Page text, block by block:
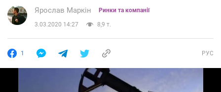
Ярослав Маркін Ринки та компанії
3.03.2020 14:27 8,9 т.
1 РУС